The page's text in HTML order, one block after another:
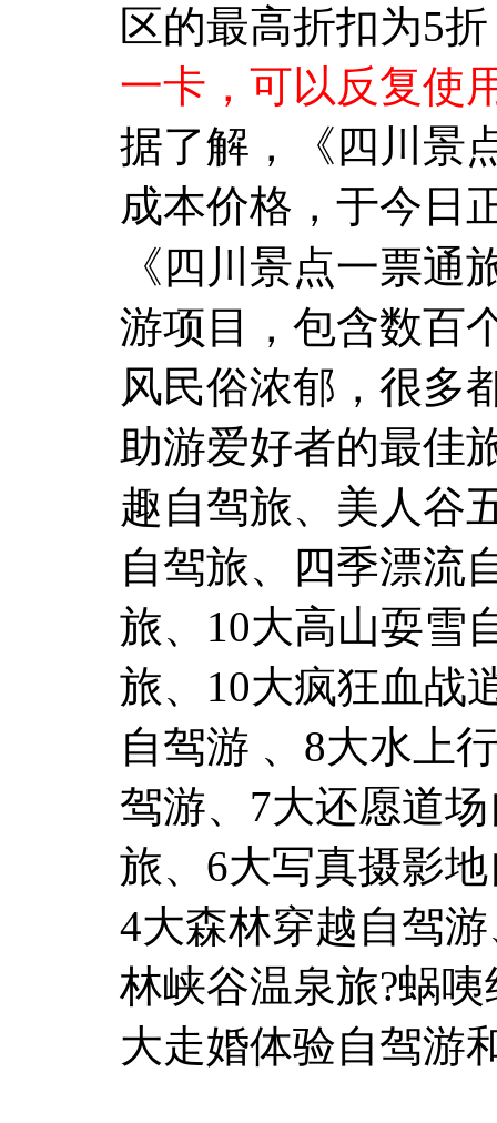
区的最高折扣为5
一卡，可以反复使
据了解，《四川景
成本价格，于今日
《四川景点一票
游项目，包含数百
风民俗浓郁，很多
助游爱好者的最佳
趣自驾旅、美人谷
自驾旅、四季漂流
旅、10大高山耍雪
旅、10大疯狂血战
自驾游 、8大水上
驾游、7大还愿道
旅、6大写真摄影
4大森林穿越自驾
林峡谷温泉旅?蜗
大走婚体验自驾游